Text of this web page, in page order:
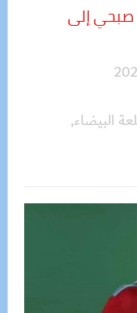
صبحي إلى
البيضاء,